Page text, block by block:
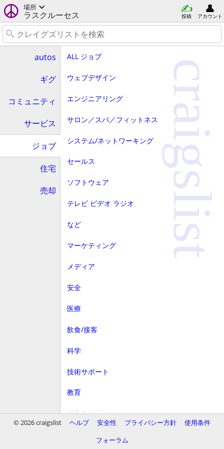
場所
ラスクルーセス 投稿 アカウント
autos
ギグ
コミュニティ
サービス
ジョブ
住宅
売却
ALL ジョブ
ウェブデザイン
エンジニアリング
サロン／スパ／フィットネス
システム/ネットワーキング
セールス
ソフトウェア
テレビ ビデオ ラジオ
など
マーケティング
メディア
安全
医療
飲食/接客
科学
技術サポート
教育
顧客サービス
craigslist
© 2026 craigslist ヘルプ 安全性 プライバシー方針
使用条件
フォーラム